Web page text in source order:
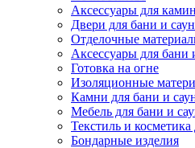
Аксессуары для
Двери для бани и
Отделочные
Аксессуары для бани
Готовка на огне
Изоляционные
Камни для бани и
Мебель для бани и
Текстиль и
Бондарные изделия